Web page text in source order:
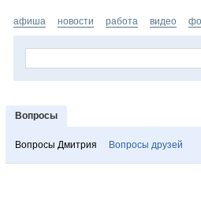
афиша новости работа видео
Вопросы
Вопросы Дмитрия Вопросы друзей